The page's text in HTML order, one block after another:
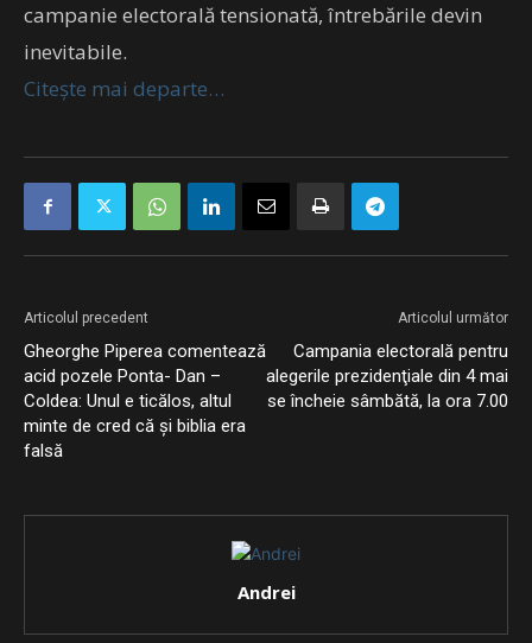
campanie electorală tensionată, întrebările devin
inevitabile.
Citește mai departe…
Articolul precedent
Gheorghe Piperea comentează
acid pozele Ponta- Dan –
Coldea: Unul e ticălos, altul
minte de cred că și biblia era
falsă
Articolul următor
Campania electorală pentru
alegerile prezidenţiale din 4 mai
se încheie sâmbătă, la ora 7.00
Andrei